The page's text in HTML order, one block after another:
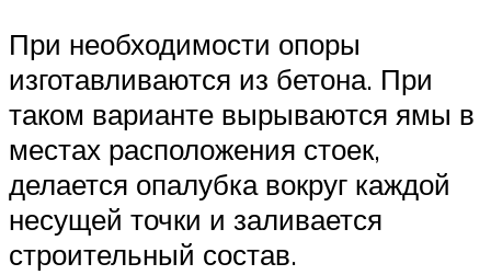
При необходимости опоры
изготавливаются из бетона. При
таком варианте вырываются ямы в
местах расположения стоек,
делается опалубка вокруг каждой
несущей точки и заливается
строительный состав.